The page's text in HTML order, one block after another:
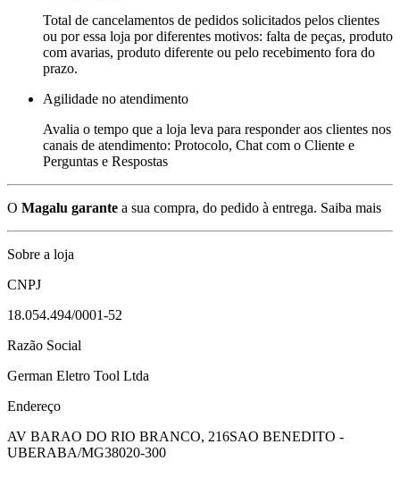
Total de cancelamentos de pedidos solicitados pelos clientes
ou por essa loja por diferentes motivos: falta de peças, produto
com avarias, produto diferente ou pelo recebimento fora do
prazo.
Agilidade no atendimento
Avalia o tempo que a loja leva para responder aos clientes nos
canais de atendimento: Protocolo, Chat com o Cliente e
Perguntas e Respostas
O Magalu garante a sua compra, do pedido à entrega. Saiba mais
Sobre a loja
CNPJ
18.054.494/0001-52
Razão Social
German Eletro Tool Ltda
Endereço
AV BARAO DO RIO BRANCO, 216SAO BENEDITO -
UBERABA/MG38020-300